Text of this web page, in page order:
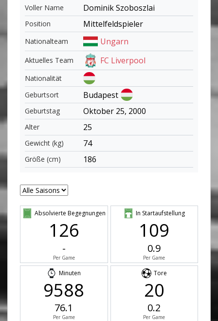
t
Voller Name Dominik Szoboszlai
Position Mittelfeldspieler
Nationalteam Ungarn
Aktuelles Team FC Liverpool
Nationalität
Geburtsort
Budapest
Geburtstag Oktober 25, 2000
Alter 25
Gewicht (kg) 74
Größe (cm) 186
Absolvierte Begegnungen
126
-
Per Game
In Startaufstellung
109
0.9
Per Game
Minuten
9588
76.1
Per Game
Tore
20
0.2
Per Game